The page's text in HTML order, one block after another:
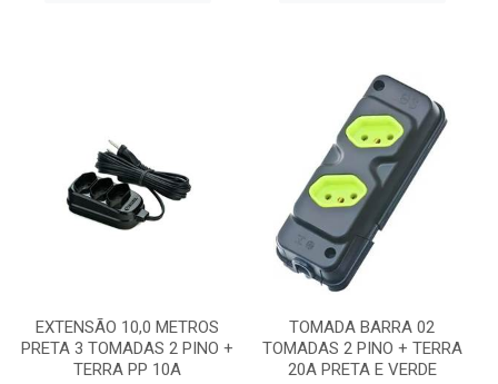
EXTENSÃO 10,0 METROS
PRETA 3 TOMADAS 2 PINO +
TERRA PP 10A
TOMADA BARRA 02
TOMADAS 2 PINO + TERRA
20A PRETA E VERDE